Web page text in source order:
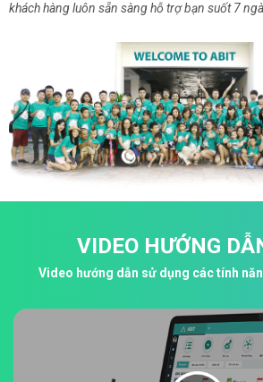
khách hàng luôn sẵn sàng hỗ trợ bạn suốt 7
VIDEO HƯỚNG
Video hướng dẫn sử dụng các tính